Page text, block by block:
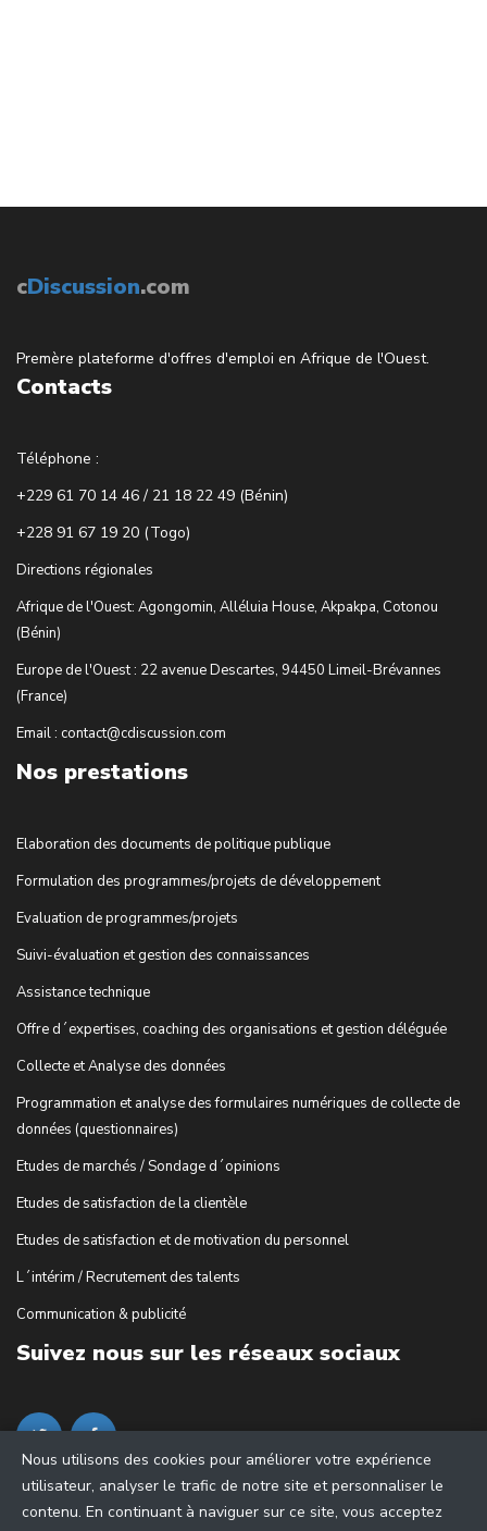
cDiscussion.com
Premère plateforme d'offres d'emploi en Afrique de l'Ouest.
Contacts
Téléphone :
+229 61 70 14 46 / 21 18 22 49 (Bénin)
+228 91 67 19 20 (Togo)
Directions régionales
Afrique de l'Ouest: Agongomin, Alléluia House, Akpakpa, Cotonou
(Bénin)
Europe de l'Ouest : 22 avenue Descartes, 94450 Limeil-Brévannes
(France)
Email : contact@cdiscussion.com
Nos prestations
Elaboration des documents de politique publique
Formulation des programmes/projets de développement
Evaluation de programmes/projets
Suivi-évaluation et gestion des connaissances
Assistance technique
Offre d´expertises, coaching des organisations et gestion déléguée
Collecte et Analyse des données
Programmation et analyse des formulaires numériques de collecte de
données (questionnaires)
Etudes de marchés / Sondage d´opinions
Etudes de satisfaction de la clientèle
Etudes de satisfaction et de motivation du personnel
L´intérim / Recrutement des talents
Communication & publicité
Suivez nous sur les réseaux sociaux
Nous utilisons des cookies pour améliorer votre expérience
utilisateur, analyser le trafic de notre site et personnaliser le
contenu. En continuant à naviguer sur ce site, vous acceptez